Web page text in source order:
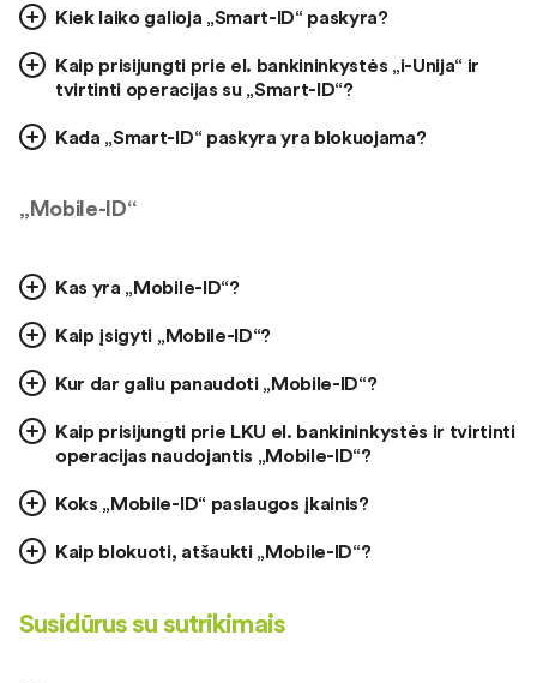
Kiek laiko galioja „Smart-ID“ paskyra?
Kaip prisijungti prie el. bankininkystės „i-Unija“ ir
tvirtinti operacijas su „Smart-ID“?
Kada „Smart-ID“ paskyra yra blokuojama?
„Mobile-ID“
Kas yra „Mobile-ID“?
Kaip įsigyti „Mobile-ID“?
Kur dar galiu panaudoti „Mobile-ID“?
Kaip prisijungti prie LKU el. bankininkystės ir tvirtinti
operacijas naudojantis „Mobile-ID“?
Koks „Mobile-ID“ paslaugos įkainis?
Kaip blokuoti, atšaukti „Mobile-ID“?
Susidūrus su sutrikimais